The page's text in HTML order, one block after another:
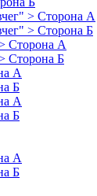
> Сторона А
> Сторона Б
Сторона А
Сторона Б
А
Б
А
Б
А
Б